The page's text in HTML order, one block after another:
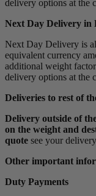
delivery options at the
Next Day Delivery in
Next Day Delivery is
equivalent currency
additional weight
delivery options at the
Deliveries to rest of
Delivery outside of
on the weight and
quote see your
Other important
Duty Payments